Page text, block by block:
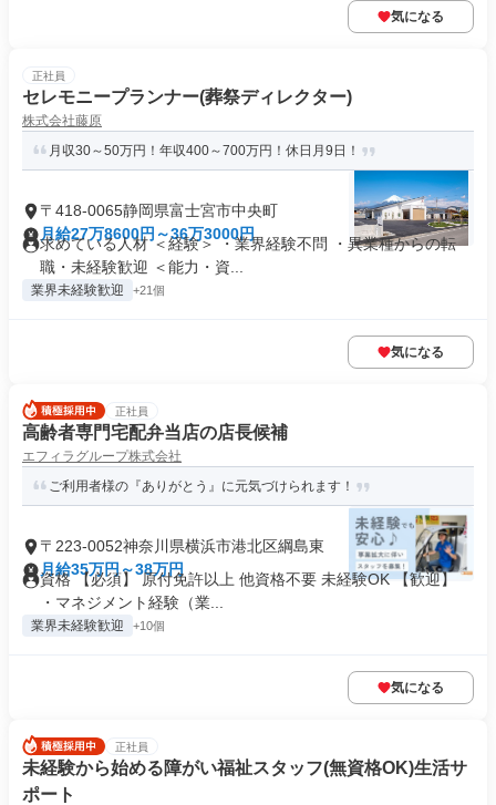
気になる
正社員
セレモニープランナー(葬祭ディレクター)
株式会社藤原
月収30～50万円！年収400～700万円！休日月9日！
〒418-0065静岡県富士宮市中央町
月給27万8600円～36万3000円
求めている人材 ＜経験＞ ・業界経験不問 ・異業種からの転
職・未経験歓迎 ＜能力・資...
業界未経験歓迎 +21個
気になる
正社員
高齢者専門宅配弁当店の店長候補
エフィラグループ株式会社
ご利用者様の『ありがとう』に元気づけられます！
〒223-0052神奈川県横浜市港北区綱島東
月給35万円～38万円
資格 【必須】 原付免許以上 他資格不要 未経験OK 【歓迎】
・マネジメント経験（業...
業界未経験歓迎 +10個
気になる
正社員
未経験から始める障がい福祉スタッフ(無資格OK)生活サ
ポート